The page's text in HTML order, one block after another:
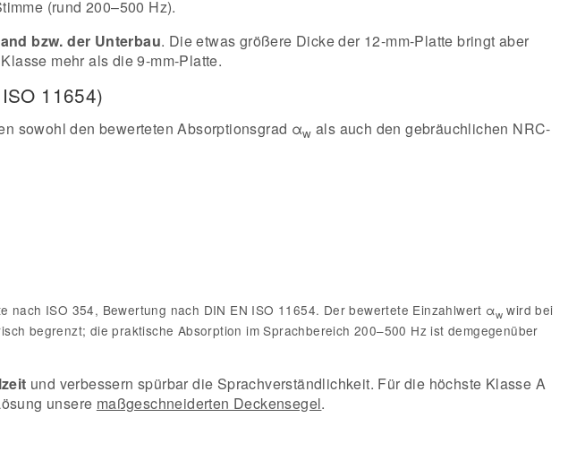
(rund 200–500 Hz).
bzw. der Unterbau. Die etwas größere Dicke der 12-mm-Platte bringt aber
mehr als die 9-mm-Platte.
11654)
sowohl den bewerteten Absorptionsgrad αw als auch den gebräuchlichen NRC-
ISO 354, Bewertung nach DIN EN ISO 11654. Der bewertete Einzahlwert αw wird bei
begrenzt; die praktische Absorption im Sprachbereich 200–500 Hz ist demgegenüber
und verbessern spürbar die Sprachverständlichkeit. Für die höchste Klasse A
unsere maßgeschneiderten Deckensegel.